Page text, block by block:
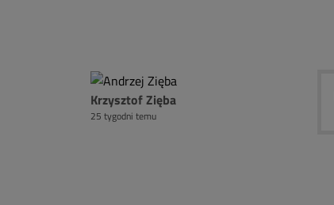
Krzysztof Zięba
25 tygodni temu